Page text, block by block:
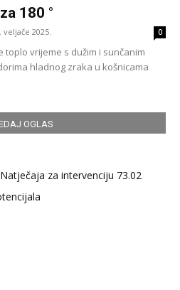
180 °
veljače 2025. 0
toplo vrijeme s dužim i sunčanim
hladnog zraka u košnicama
OGLAS
za intervenciju 73.02